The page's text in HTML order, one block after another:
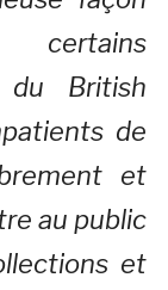
du British
de
et
au public
et